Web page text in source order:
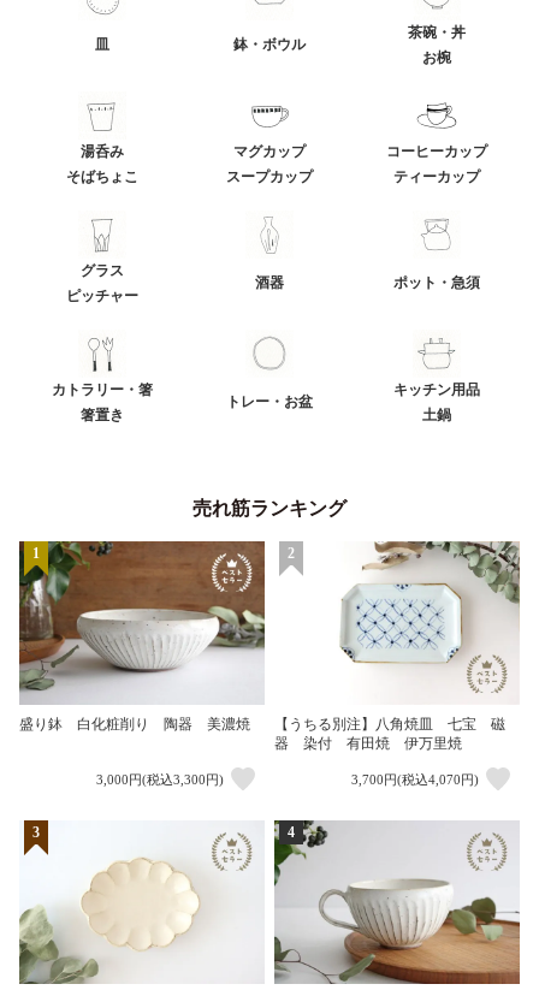
皿 鉢・ボウル
茶碗・丼
お椀
湯呑み
そばちょこ
マグカップ
スープカップ
コーヒーカップ
ティーカップ
グラス
ピッチャー
酒器 ポット・急須
カトラリー・箸
箸置き
トレー・お盆
キッチン用品
土鍋
売れ筋ランキング
1
盛り鉢 白化粧削り 陶器 美濃焼
3,000円(税込3,300円)
2
【うちる別注】八角焼皿 七宝 磁
器 染付 有田焼 伊万里焼
3,700円(税込4,070円)
3 4